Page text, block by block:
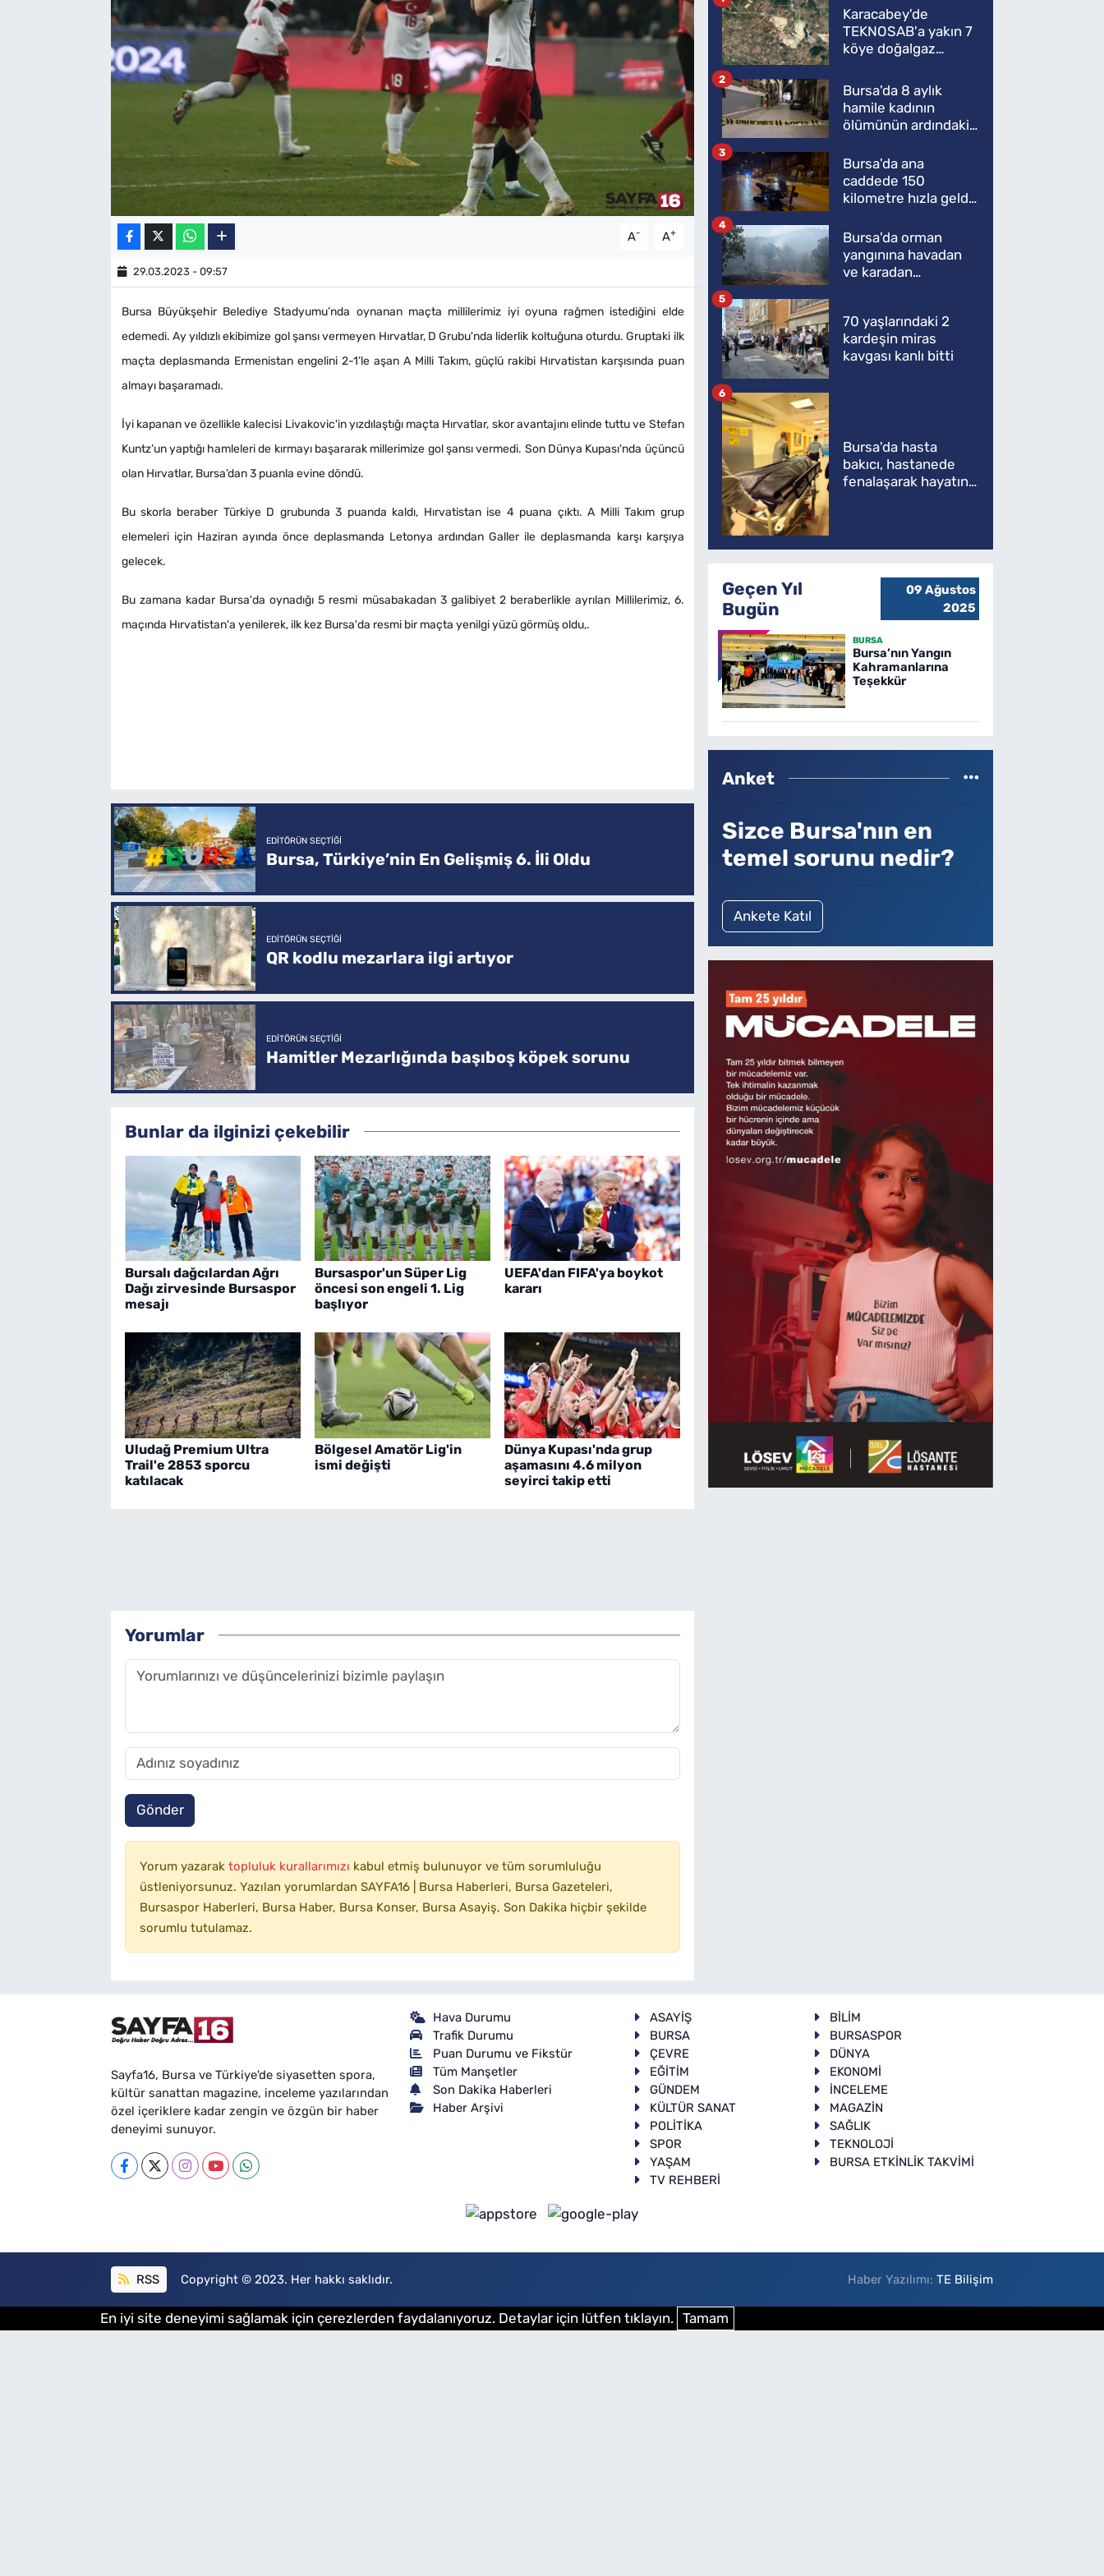
A- A+
29.03.2023 - 09:57
Bursa Büyükşehir Belediye Stadyumu’nda oynanan maçta millilerimiz iyi oyuna rağmen istediğini elde
edemedi. Ay yıldızlı ekibimize gol şansı vermeyen Hırvatlar, D Grubu'nda liderlik koltuğuna oturdu. Gruptaki ilk
maçta deplasmanda Ermenistan engelini 2-1’le aşan A Milli Takım, güçlü rakibi Hırvatistan karşısında puan
almayı başaramadı.
İyi kapanan ve özellikle kalecisi Livakovic'in yızdılaştığı maçta Hırvatlar, skor avantajını elinde tuttu ve Stefan
Kuntz’un yaptığı hamleleri de kırmayı başararak millerimize gol şansı vermedi. Son Dünya Kupası'nda üçüncü
olan Hırvatlar, Bursa’dan 3 puanla evine döndü.
Bu skorla beraber Türkiye D grubunda 3 puanda kaldı, Hırvatistan ise 4 puana çıktı. A Milli Takım grup
elemeleri için Haziran ayında önce deplasmanda Letonya ardından Galler ile deplasmanda karşı karşıya
gelecek.
Bu zamana kadar Bursa'da oynadığı 5 resmi müsabakadan 3 galibiyet 2 beraberlikle ayrılan Millilerimiz, 6.
maçında Hırvatistan'a yenilerek, ilk kez Bursa'da resmi bir maçta yenilgi yüzü görmüş oldu,.
EDITÖRÜN SEÇTIĞI
Bursa, Türkiye’nin En Gelişmiş 6. İli Oldu
EDITÖRÜN SEÇTIĞI
QR kodlu mezarlara ilgi artıyor
EDITÖRÜN SEÇTIĞI
Hamitler Mezarlığında başıboş köpek sorunu
Bunlar da ilginizi çekebilir
Bursalı dağcılardan Ağrı
Dağı zirvesinde Bursaspor
mesajı
Bursaspor'un Süper Lig
öncesi son engeli 1. Lig
başlıyor
UEFA'dan FIFA'ya boykot
kararı
Uludağ Premium Ultra
Trail'e 2853 sporcu
katılacak
Bölgesel Amatör Lig'in
ismi değişti
Dünya Kupası'nda grup
aşamasını 4.6 milyon
seyirci takip etti
Yorumlar
Gönder
Yorum yazarak topluluk kurallarımızı kabul etmiş bulunuyor ve tüm sorumluluğu
üstleniyorsunuz. Yazılan yorumlardan SAYFA16 | Bursa Haberleri, Bursa Gazeteleri,
Bursaspor Haberleri, Bursa Haber, Bursa Konser, Bursa Asayiş, Son Dakika hiçbir şekilde
sorumlu tutulamaz.
Karacabey'de
TEKNOSAB'a yakın 7
köye doğalgaz
Bursa'da 8 aylık
hamile kadının
ölümünün ardındaki
2
Bursa'da ana
caddede 150
kilometre hızla geldi,
3
Bursa'da orman
yangınına havadan
ve karadan
4
70 yaşlarındaki 2
kardeşin miras
kavgası kanlı bitti
5
Bursa'da hasta
bakıcı, hastanede
fenalaşarak hayatını
6
Geçen Yıl
Bugün
09 Ağustos
2025
BURSA
Bursa’nın Yangın
Kahramanlarına
Teşekkür
Anket
Sizce Bursa'nın en
temel sorunu nedir?
Ankete Katıl
Sayfa16, Bursa ve Türkiye'de siyasetten spora,
kültür sanattan magazine, inceleme yazılarından
özel içeriklere kadar zengin ve özgün bir haber
deneyimi sunuyor.
Hava Durumu
Trafik Durumu
Puan Durumu ve Fikstür
Tüm Manşetler
Son Dakika Haberleri
Haber Arşivi
ASAYİŞ
BİLİM
BURSA
BURSASPOR
ÇEVRE
DÜNYA
EĞİTİM
EKONOMİ
GÜNDEM
İNCELEME
KÜLTÜR SANAT
MAGAZİN
POLİTİKA
SAĞLIK
SPOR
TEKNOLOJİ
YAŞAM
BURSA ETKİNLİK TAKVİMİ
TV REHBERİ
RSS Copyright © 2023. Her hakkı saklıdır. Haber Yazılımı:TE Bilişim
En iyi site deneyimi sağlamak için çerezlerden faydalanıyoruz. Detaylar için lütfen tıklayın. Tamam
TV REHBERİ